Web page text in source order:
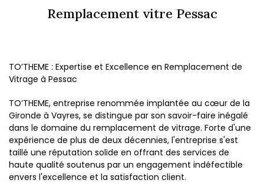
Remplacement vitre Pessac
TO’THEME : Expertise et Excellence en Remplacement de
Vitrage à Pessac
TO’THEME, entreprise renommée implantée au cœur de la
Gironde à Vayres, se distingue par son savoir-faire inégalé
dans le domaine du remplacement de vitrage. Forte d'une
expérience de plus de deux décennies, l'entreprise s'est
taillé une réputation solide en offrant des services de
haute qualité soutenus par un engagement indéfectible
envers l'excellence et la satisfaction client.